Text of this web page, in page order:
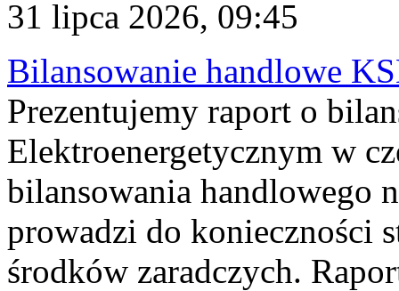
31 lipca 2026, 09:45
Bilansowanie handlowe
Prezentujemy raport o
Elektroenergetycznym w
bilansowania handlowego
prowadzi do konieczności
środków zaradczych.